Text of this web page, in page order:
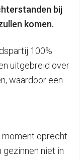
bij
komen.
100%
uitgebreid over
waardoor een
moment oprecht
niet in